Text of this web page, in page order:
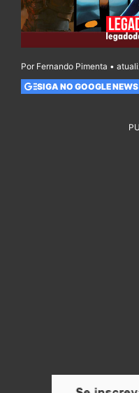
Por Fernando Pimenta •
SIGA NO GOOGLE NEWS